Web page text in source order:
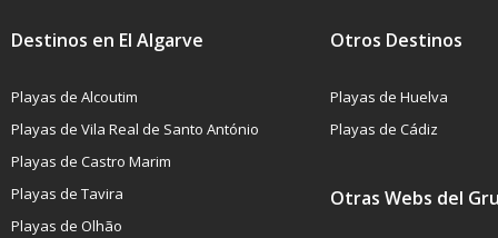
Destinos en El Algarve
Playas de Alcoutim
Playas de Vila Real de Santo António
Playas de Castro Marim
Playas de Tavira
Playas de Olhão
Otros Destinos
Playas de Huelva
Playas de Cádiz
Otras Webs del